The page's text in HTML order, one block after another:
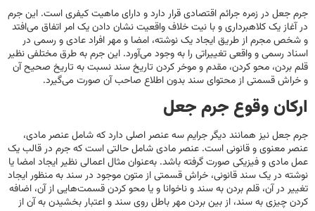
جرم جعل در زمره جرائم اقتصادی قرار دارد و دارای ماهیت کیفری است. این جرم
در آغاز یک کلاهبرداری و با نیت خلاف واقعیت نشان دادن یک امر اتفاق می‌افتد
و شخص مجرم از طریق ایجاد یک نوشته، امضا و مهر افراد عادی و رسمی در
اسناد رسمی و واقعی تغییراتی را به وجود می‌آورد. این جرم به طرق مختلفی نظیر
قلم بردن، محو کردن، مقدم و موخر کردن تاریخ سند نسبت به تاریخ صحیح آن
و خراش قسمتی از محتوای سند بدون اطلاع صاحب آن صورت می‌گیرد.
ارکان وقوع جرم جعل
جرم جعل نیز همانند دیگر جرایم سه عنصر اصلی دارد که شامل عنصر مادی،
عنصر معنوی و قانونی است. عنصر مادی شامل حالتی است که جرم در قالب یک
عمل مادی و فیزیکی صورت گرفته باشد. به‌عنوان مثال اعمالی نظیر ایجاد امضا یا
نوشته در یک سند قانونی، خراش قسمتی از متون موجود در سند به منظور ایجاد
تغییر در آن، قلم بردن به سند و ناخوانا و یا محو کردن قسمت‌هایی از آن، اضافه
کردن چیزی به سند، از بین بردن مهر باطل روی سند و اعتبار بخشیدن به آن از